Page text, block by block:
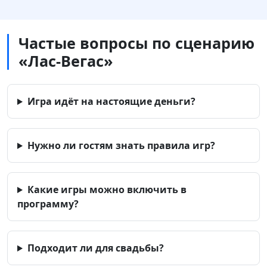
Частые вопросы по сценарию
«Лас-Вегас»
Игра идёт на настоящие деньги?
Нужно ли гостям знать правила игр?
Какие игры можно включить в
программу?
Подходит ли для свадьбы?